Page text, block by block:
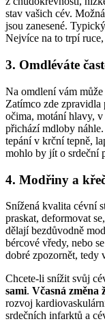
stav vašich cév.
jsou zanesené.
Nejvíce na to trpí
3. Omdléváte
Na omdlení vám
Zatímco zde
očima, motání hlavy,
přichází mdloby
tepání v krční tepně,
mohlo by jít o srdeční
4. Modřiny a
Snížená kvalita cévní
praskat, deformovat
dělají bezdůvodně
bércové vředy, nebo
dobré zpozornět, tedy
Chcete-li snížit svůj
sami. Včasná změna
rozvoj
srdečních infarktů a